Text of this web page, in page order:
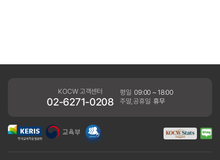
KOCW 고객센터
02-6271-0208
평일 09:00 ~ 18:00
주말,공휴일 휴무